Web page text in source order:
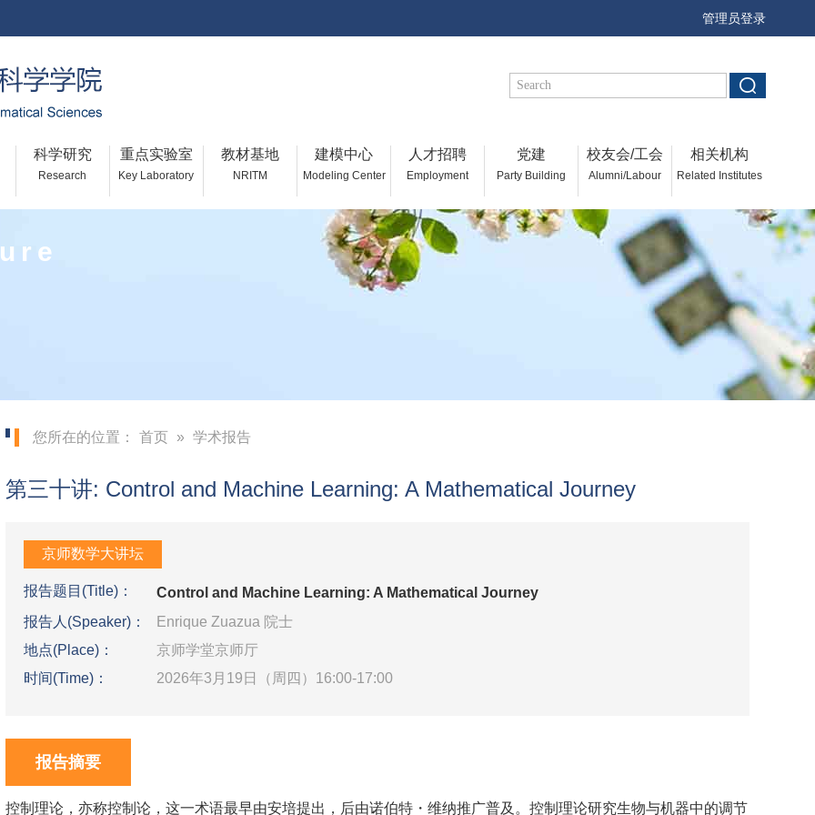
管理员登录
科学研究
Research
重点实验室
Key Laboratory
教材基地
NRITM
建模中心
Modeling Center
人才招聘
Employment
党建
Party Building
校友会/工会
Alumni/Labour
相关机构
Related Institutes
您所在的位置： 首页 » 学术报告
第三十讲: Control and Machine Learning: A Mathematical Journey
京师数学大讲坛
报告题目(Title)：
Control and Machine Learning: A Mathematical Journey
报告人(Speaker)：
Enrique Zuazua 院士
地点(Place)：
京师学堂京师厅
时间(Time)：
2026年3月19日（周四）16:00-17:00
报告摘要
控制理论，亦称控制论，这一术语最早由安培提出，后由诺伯特・维纳推广普及。控制理论研究生物与机器中的调节